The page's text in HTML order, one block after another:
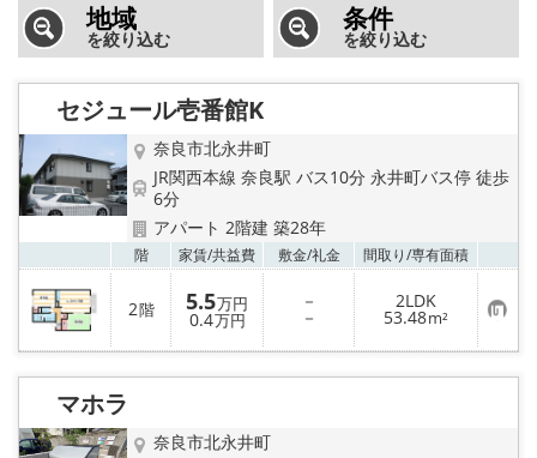
積水ハウス Sha Maison 特集 (奈良南部)
路線·駅から探す
地域から探す
地図から探す
AcePlanner公式ライン
SNS
スタッフ紹介
リフォーム のことなら！
地域
を絞り込む
条件
を絞り込む
セジュール壱番館K
奈良市北永井町
JR関西本線 奈良駅 バス10分 永井町バス停 徒歩
6分
アパート 2階建 築28年
階 家賃/共益費 敷金/礼金 間取り/専有面積
2階 5.5万円
0.4万円
－
－
2LDK
53.48m² お
気
に
り
マホラ
奈良市北永井町